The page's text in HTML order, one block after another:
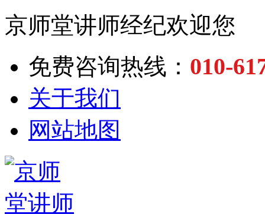
京师堂讲师经纪欢迎您
免费咨询热线： 010-
关于我们
网站地图